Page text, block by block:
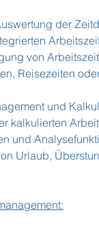
der
von
Reisezeiten
und
kalkulierten
und
Urlaub,